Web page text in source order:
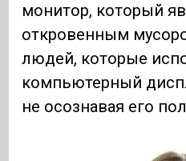
монитор, который
откровенным
людей, которые
компьютерный
не осознавая его